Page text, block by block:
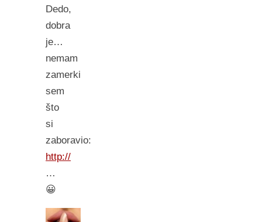
Dedo,
dobra
je…
nemam
zamerki
sem
što
si
zaboravio:
http://
…
😀